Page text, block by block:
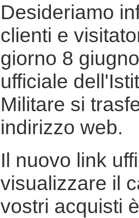
Desideriamo
clienti e
giorno 8
ufficiale
Militare si
indirizzo web.
Il nuovo link
visualizzare il
vostri acquisti